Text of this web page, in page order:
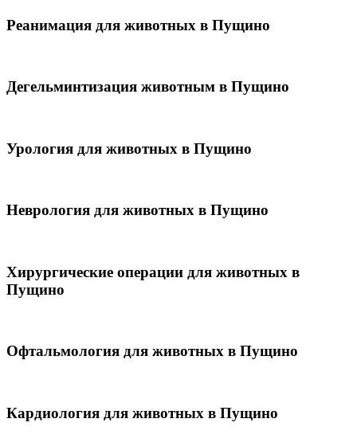
Реанимация для животных в Пущино
Дегельминтизация животным в Пущино
Урология для животных в Пущино
Неврология для животных в Пущино
Хирургические операции для животных в
Пущино
Офтальмология для животных в Пущино
Кардиология для животных в Пущино